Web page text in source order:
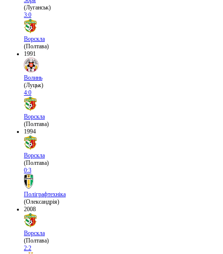
(Луганськ)
3:0
Ворскла
(Полтава)
1991
Волинь
(Луцьк)
4:0
Ворскла
(Полтава)
1994
Ворскла
(Полтава)
0:3
Поліграфтехніка
(Олександрія)
2008
Ворскла
(Полтава)
2:2